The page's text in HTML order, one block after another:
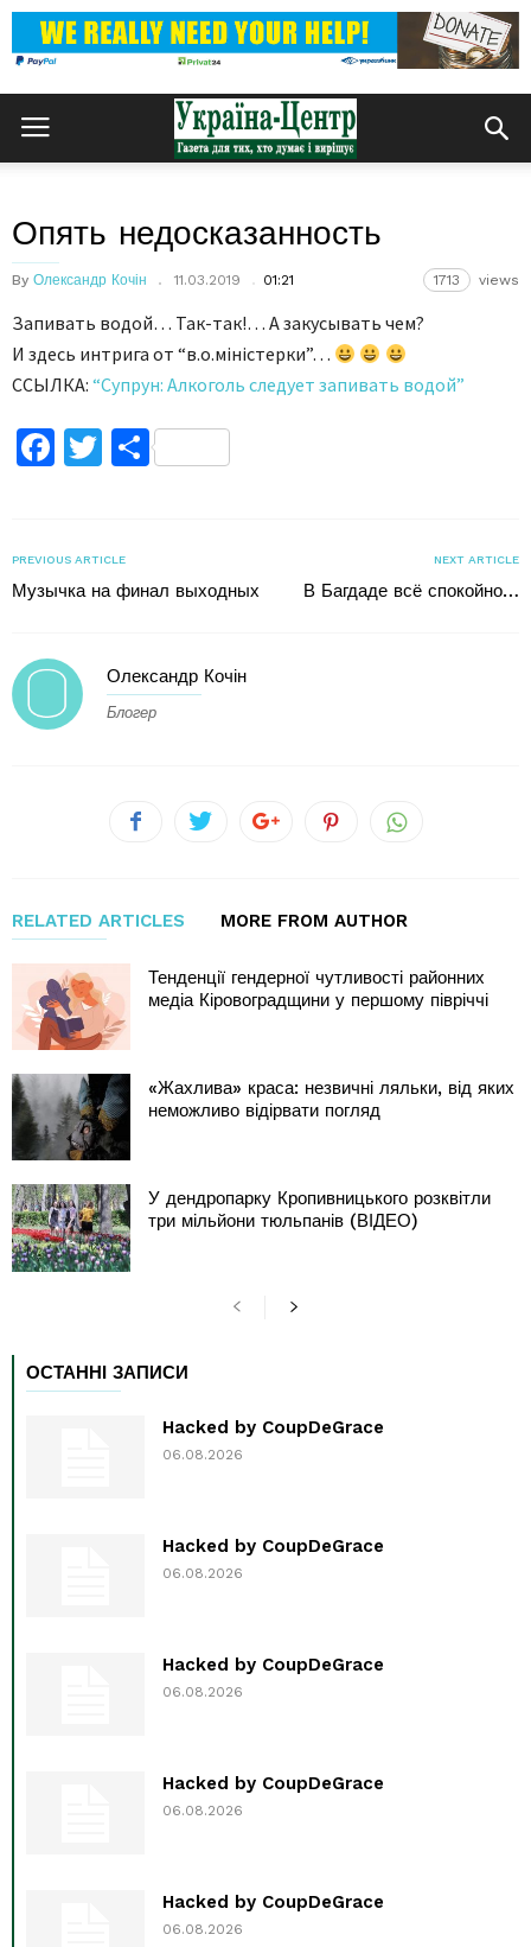
Опять недосказанность
By Олександр Кочін 11.03.2019 01:21 1713 views
Запивать водой… Так-так!… А закусывать чем?
И здесь интрига от “в.о.міністерки”…
ССЫЛКА: “Супрун: Алкоголь следует запивать водой”
Facebook
TwitterПоділитися
PREVIOUS ARTICLE
Музычка на финал выходных
NEXT ARTICLE
В Багдаде всё спокойно…
Олександр Кочін
Блогер
RELATED ARTICLES MORE FROM AUTHOR
Тенденції гендерної чутливості районних
медіа Кіровоградщини у першому півріччі
«Жахлива» краса: незвичні ляльки, від яких
неможливо відірвати погляд
У дендропарку Кропивницького розквітли
три мільйони тюльпанів (ВІДЕО)
ОСТАННІ ЗАПИСИ
Hacked by CoupDeGrace
06.08.2026
Hacked by CoupDeGrace
06.08.2026
Hacked by CoupDeGrace
06.08.2026
Hacked by CoupDeGrace
06.08.2026
Hacked by CoupDeGrace
06.08.2026